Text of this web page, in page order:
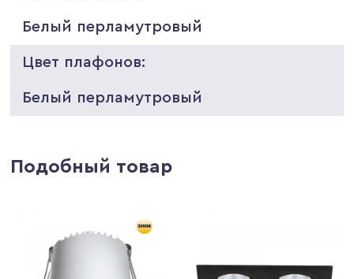
Белый перламутровый
Цвет плафонов:
Белый перламутровый
Подобный товар